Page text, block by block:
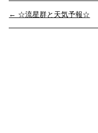
← ☆流星群と天気予報☆